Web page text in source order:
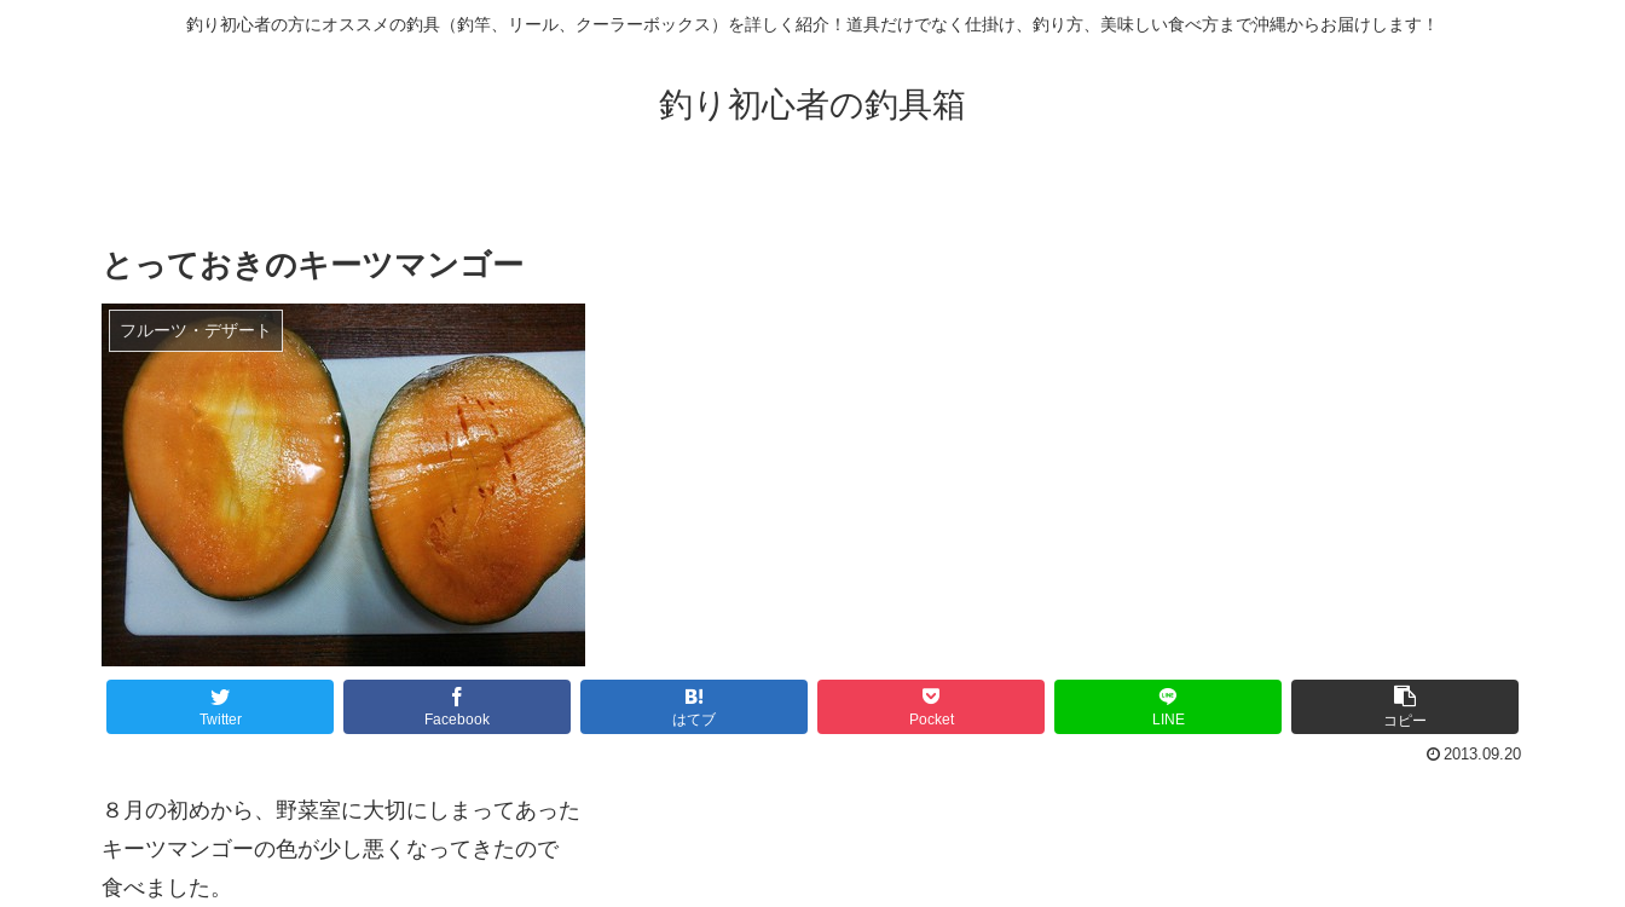
釣り初心者の方にオススメの釣具（釣竿、リール、クーラーボックス）を詳しく紹介！道具だけでなく仕掛け、釣り方、美味しい食べ方まで沖縄からお届けします！
釣り初心者の釣具箱
とっておきのキーツマンゴー
フルーツ・デザート
Twitter Facebook はてブ Pocket LINE
コピー
2013.09.20
８月の初めから、野菜室に大切にしまってあった
キーツマンゴーの色が少し悪くなってきたので
食べました。